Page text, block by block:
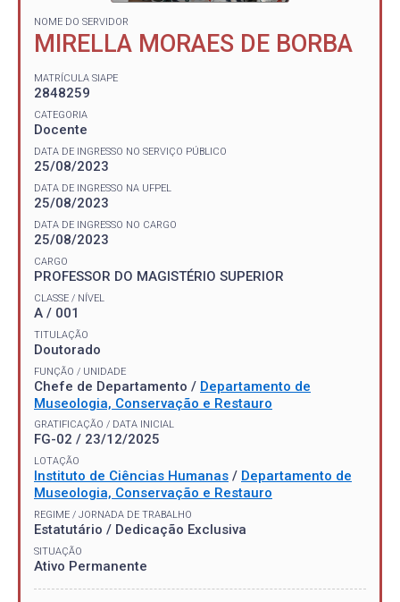
NOME DO SERVIDOR
MIRELLA MORAES DE BORBA
MATRÍCULA SIAPE
2848259
CATEGORIA
Docente
DATA DE INGRESSO NO SERVIÇO PÚBLICO
25/08/2023
DATA DE INGRESSO NA UFPEL
25/08/2023
DATA DE INGRESSO NO CARGO
25/08/2023
CARGO
PROFESSOR DO MAGISTÉRIO SUPERIOR
CLASSE / NÍVEL
A / 001
TITULAÇÃO
Doutorado
FUNÇÃO / UNIDADE
Chefe de Departamento / Departamento de
Museologia, Conservação e Restauro
GRATIFICAÇÃO / DATA INICIAL
FG-02 / 23/12/2025
LOTAÇÃO
Instituto de Ciências Humanas / Departamento de
Museologia, Conservação e Restauro
REGIME / JORNADA DE TRABALHO
Estatutário / Dedicação Exclusiva
SITUAÇÃO
Ativo Permanente